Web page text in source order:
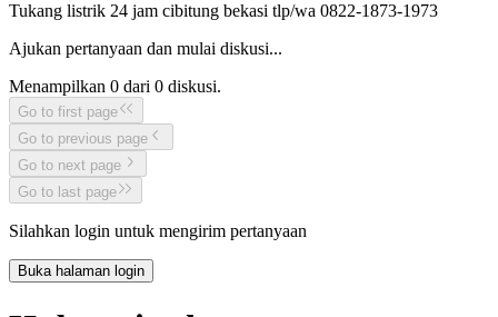
Tukang listrik 24 jam cibitung bekasi tlp/wa 0822-1873-1973
Ajukan pertanyaan dan mulai diskusi...
Menampilkan 0 dari 0 diskusi.
Go to first page
Go to previous page
Go to next page
Go to last page
Silahkan login untuk mengirim pertanyaan
Buka halaman login